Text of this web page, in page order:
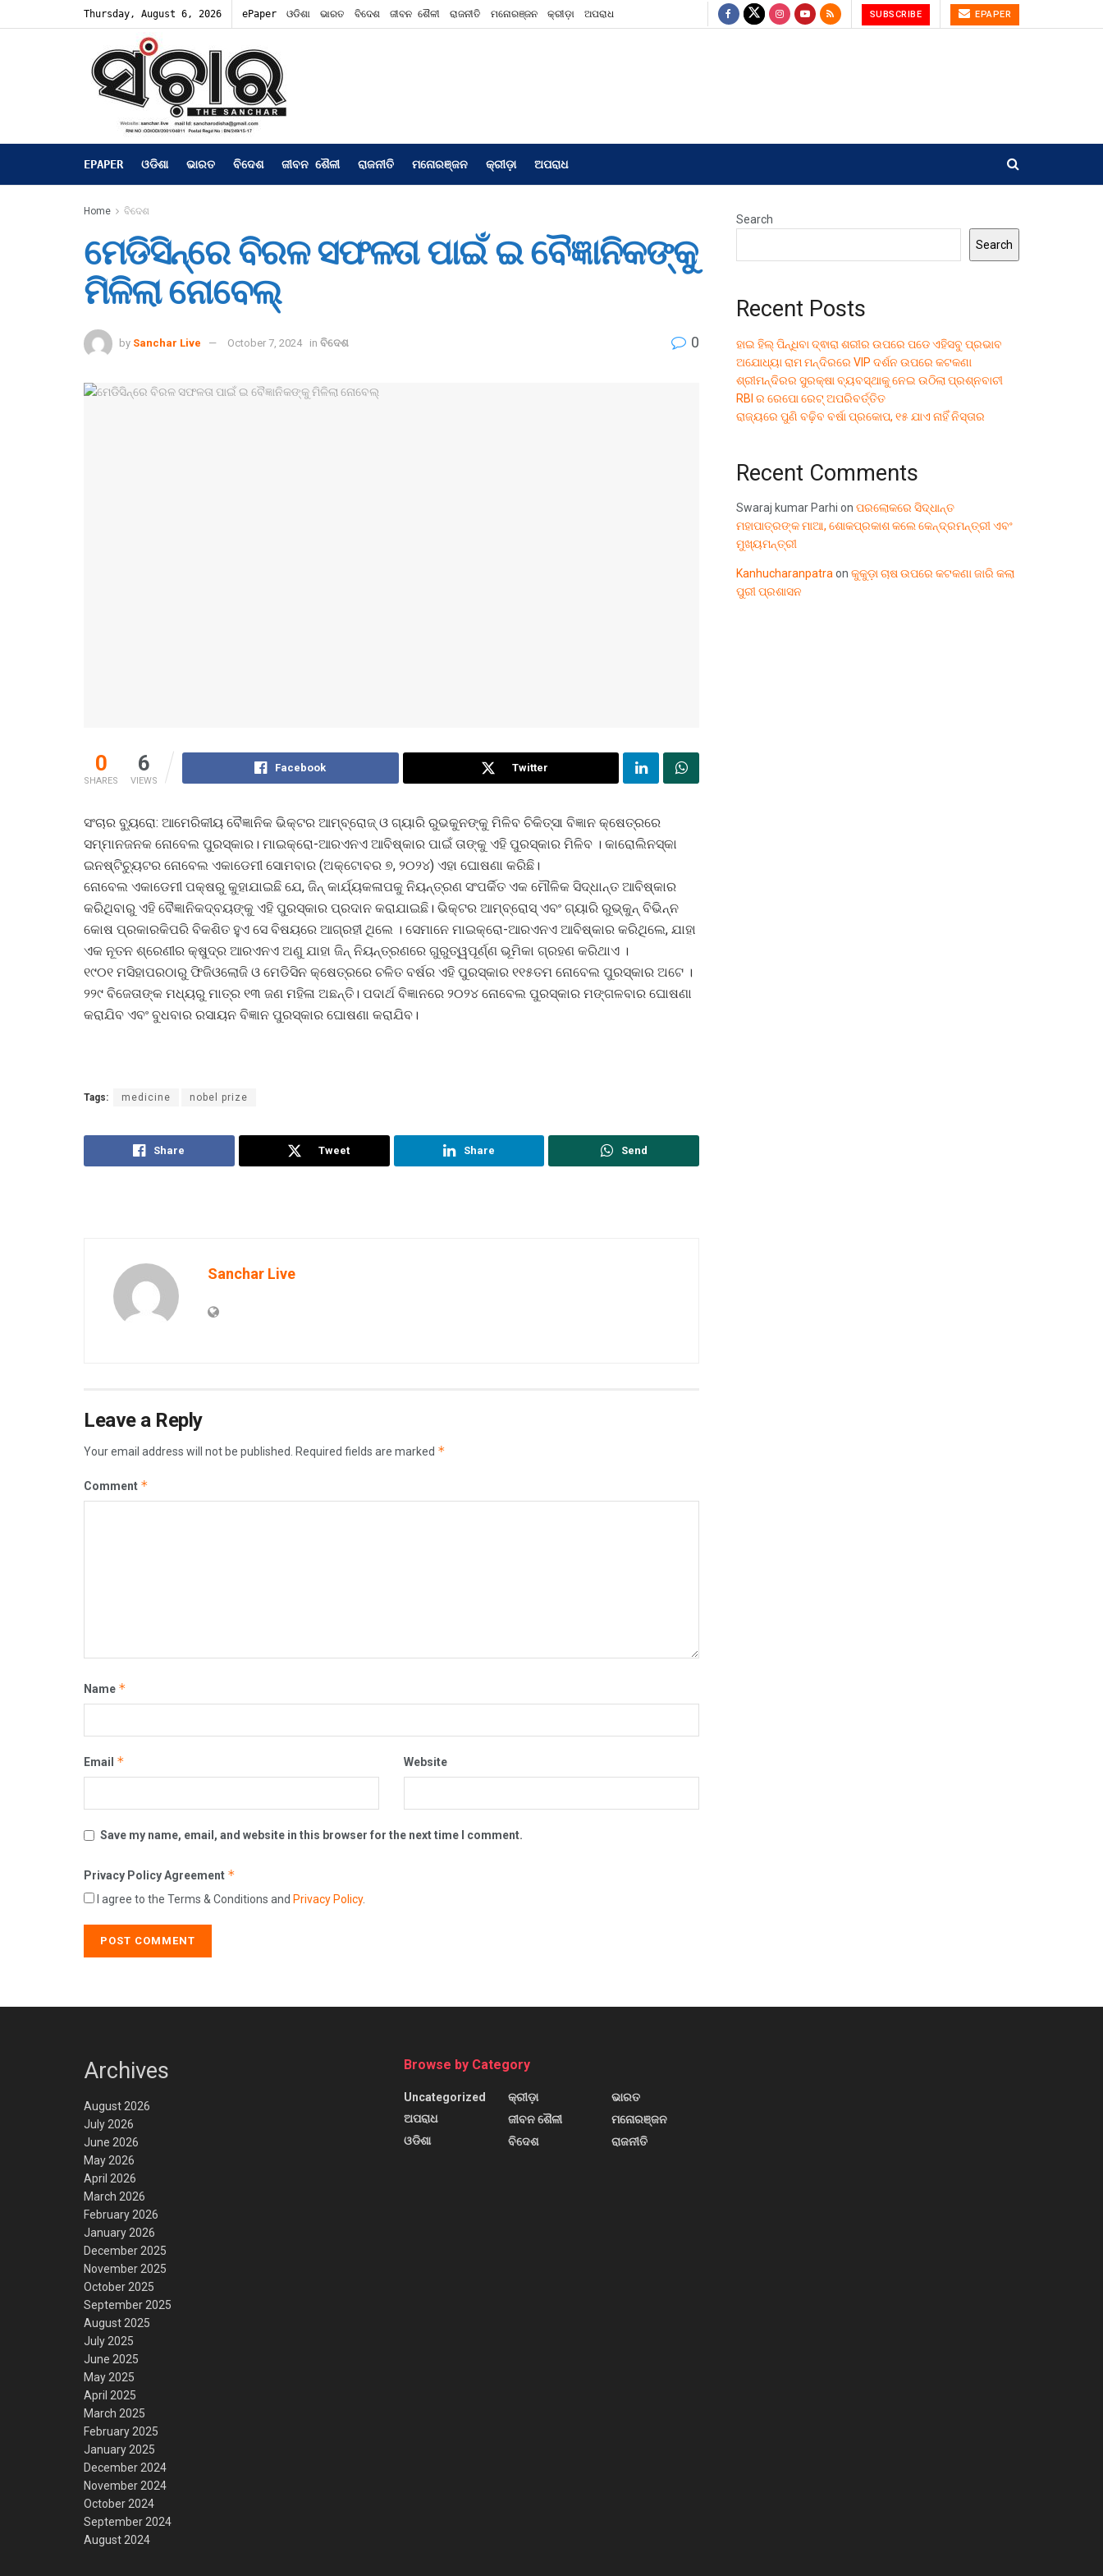
Thursday, August 6, 2026 ePaper ଓଡିଶା ଭାରତ ବିଦେଶ ଜୀବନ ଶୈଳୀ ରାଜନୀତି ମନୋରଞ୍ଜନ କ୍ରୀଡ଼ା ଅପରାଧ SUBSCRIBE EPAPER
EPAPER ଓଡିଶା ଭାରତ ବିଦେଶ ଜୀବନ ଶୈଳୀ ରାଜନୀତି ମନୋରଞ୍ଜନ କ୍ରୀଡ଼ା ଅପରାଧ
Home ବିଦେଶ
ମେଡିସିନ୍‌ରେ ବିରଳ ସଫଳତା ପାଇଁ ଇ ବୈଜ୍ଞାନିକଙ୍କୁ
ମିଳିଲା ନୋବେଲ୍
by Sanchar Live October 7, 2024 in ବିଦେଶ 0
0
SHARES
6
VIEWS
Facebook Twitter
ସଂଚାର ବ୍ୟୁରୋ: ଆମେରିକୀୟ ବୈଜ୍ଞାନିକ ଭିକ୍ଟର ଆମ୍ବ୍ରୋଜ୍ ଓ ଗ୍ୟାରି ରୁଭକୁନଙ୍କୁ ମିଳିବ ଚିକିତ୍ସା ବିଜ୍ଞାନ କ୍ଷେତ୍ରରେ
ସମ୍ମାନଜନକ ନୋବେଲ ପୁରସ୍କାର। ମାଇକ୍ରୋ-ଆରଏନଏ ଆବିଷ୍କାର ପାଇଁ ତାଙ୍କୁ ଏହି ପୁରସ୍କାର ମିଳିବ । କାରୋଲିନସ୍କା
ଇନଷ୍ଟିଚ୍ୟୁଟର ନୋବେଲ ଏକାଡେମୀ ସୋମବାର (ଅକ୍ଟୋବର ୭, ୨୦୨୪) ଏହା ଘୋଷଣା କରିଛି।
ନୋବେଲ ଏକାଡେମୀ ପକ୍ଷରୁ କୁହାଯାଇଛି ଯେ, ଜିନ୍ କାର୍ଯ୍ୟକଳାପକୁ ନିୟନ୍ତ୍ରଣ ସଂପର୍କିତ ଏକ ମୌଳିକ ସିଦ୍ଧାନ୍ତ ଆବିଷ୍କାର
କରିଥିବାରୁ ଏହି ବୈଜ୍ଞାନିକଦ୍ବୟଙ୍କୁ ଏହି ପୁରସ୍କାର ପ୍ରଦାନ କରାଯାଇଛି। ଭିକ୍ଟର ଆମ୍ବ୍ରୋସ୍ ଏବଂ ଗ୍ୟାରି ରୁଭ୍କୁନ୍ ବିଭିନ୍ନ
କୋଷ ପ୍ରକାରକିପରି ବିକଶିତ ହୁଏ ସେ ବିଷୟରେ ଆଗ୍ରହୀ ଥିଲେ । ସେମାନେ ମାଇକ୍ରୋ-ଆରଏନଏ ଆବିଷ୍କାର କରିଥିଲେ, ଯାହା
ଏକ ନୂତନ ଶ୍ରେଣୀର କ୍ଷୁଦ୍ର ଆରଏନଏ ଅଣୁ ଯାହା ଜିନ୍ ନିୟନ୍ତ୍ରଣରେ ଗୁରୁତ୍ୱପୂର୍ଣ୍ଣ ଭୂମିକା ଗ୍ରହଣ କରିଥାଏ ।
୧୯୦୧ ମସିହାପରଠାରୁ ଫିଜିଓଲୋଜି ଓ ମେଡିସିନ କ୍ଷେତ୍ରରେ ଚଳିତ ବର୍ଷର ଏହି ପୁରସ୍କାର ୧୧୫ତମ ନୋବେଲ ପୁରସ୍କାର ଅଟେ ।
୨୨୯ ବିଜେତାଙ୍କ ମଧ୍ୟରୁ ମାତ୍ର ୧୩ ଜଣ ମହିଳା ଅଛନ୍ତି। ପଦାର୍ଥ ବିଜ୍ଞାନରେ ୨୦୨୪ ନୋବେଲ ପୁରସ୍କାର ମଙ୍ଗଳବାର ଘୋଷଣା
କରାଯିବ ଏବଂ ବୁଧବାର ରସାୟନ ବିଜ୍ଞାନ ପୁରସ୍କାର ଘୋଷଣା କରାଯିବ।
Tags: medicine nobel prize
Share Tweet Share Send
Sanchar Live
Leave a Reply
Your email address will not be published. Required fields are marked *
Comment *
Name *
Email * Website
Save my name, email, and website in this browser for the next time I comment.
Privacy Policy Agreement *
I agree to the Terms & Conditions and Privacy Policy.
Search
Search
Recent Posts
ହାଇ ହିଲ୍ ପିନ୍ଧିବା ଦ୍ଵାରା ଶରୀର ଉପରେ ପଡେ ଏହିସବୁ ପ୍ରଭାବ
ଅଯୋଧ୍ୟା ରାମ ମନ୍ଦିରରେ VIP ଦର୍ଶନ ଉପରେ କଟକଣା
ଶ୍ରୀମନ୍ଦିରର ସୁରକ୍ଷା ବ୍ୟବସ୍ଥାକୁ ନେଇ ଉଠିଲା ପ୍ରଶ୍ନବାଚୀ
RBI ର ରେପୋ ରେଟ୍ ଅପରିବର୍ତ୍ତିତ
ରାଜ୍ୟରେ ପୁଣି ବଢ଼ିବ ବର୍ଷା ପ୍ରକୋପ, ୧୫ ଯାଏ ନାହିଁ ନିସ୍ତାର
Recent Comments
Swaraj kumar Parhi on ପରଲୋକରେ ସିଦ୍ଧାନ୍ତ
ମହାପାତ୍ରଙ୍କ ମାଆ, ଶୋକପ୍ରକାଶ କଲେ କେନ୍ଦ୍ରମନ୍ତ୍ରୀ ଏବଂ
ମୁଖ୍ୟମନ୍ତ୍ରୀ
Kanhucharanpatraon କୁକୁଡ଼ା ଚାଷ ଉପରେ କଟକଣା ଜାରି କଲା
ପୁରୀ ପ୍ରଶାସନ
Archives
August 2026
July 2026
June 2026
May 2026
April 2026
March 2026
February 2026
January 2026
December 2025
November 2025
October 2025
September 2025
August 2025
July 2025
June 2025
May 2025
April 2025
March 2025
February 2025
January 2025
December 2024
November 2024
October 2024
September 2024
August 2024
Browse by Category
Uncategorized
ଅପରାଧ
ଓଡିଶା
କ୍ରୀଡ଼ା
ଜୀବନ ଶୈଳୀ
ବିଦେଶ
ଭାରତ
ମନୋରଞ୍ଜନ
ରାଜନୀତି